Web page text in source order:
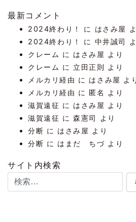
最新コメント
2024終わり！ に はさみ屋
2024終わり！
に 中井誠司
クレーム に はさみ屋 より
クレーム に 立田正則 より
メルカリ経由 に はさみ屋 よ
メルカリ経由 に匿名
より
滋賀遠征 に はさみ屋 より
滋賀遠征 に森憲司
より
分断 に はさみ屋 より
分断 に はまだ ちづ より
サイト内検索